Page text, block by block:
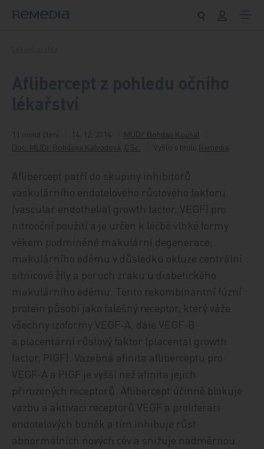
11 minut čtení 14. 12. 2014
MUDr. Bohdan Kousal
Doc. MUDr. Bohdana Kalvodová, CSc.
Vyšlo v titulu Remedia
Aflibercept patří do skupiny inhibitorů
vaskulárního endotelového růstového faktoru
(vascular endothelial growth factor, VEGF) pro
nitrooční použití a je určen k léčbě vlhké formy
věkem podmíněné makulární degenerace,
makulárního edému v důsledku okluze centrální
sítnicové žíly a poruch zraku u diabetického
makulárního edému. Tento rekombinantní fúzní
protein působí jako falešný receptor, který váže
všechny izoformy VEGF-A, dále VEGF-B
a placentární růstový faktor (placental growth
factor, PlGF). Vazebná afinita afliberceptu pro
VEGF-A a PlGF je vyšší než afinita jejich
přirozených receptorů. Aflibercept účinně blokuje
vazbu a aktivaci receptorů VEGF a proliferaci
endotelových buněk a tím inhibuje růst
abnormálních nových cév a snižuje nadměrnou